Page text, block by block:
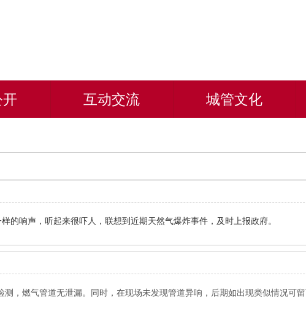
互动交流 城管文化
响声，听起来很吓人，联想到近期天然气爆炸事件，及时上报政府。
，燃气管道无泄漏。同时，在现场未发现管道异响，后期如出现类似情况可